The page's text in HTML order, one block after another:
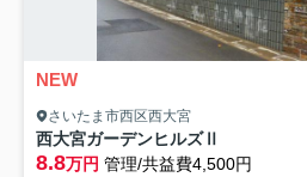
NEW
さいたま市西区西大宮
西大宮ガーデンヒルズⅡ
8.8万円 管理/共益費4,500円